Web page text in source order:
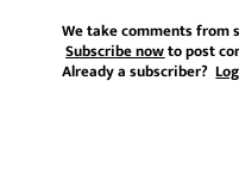
We take comments from
Subscribe nowto post
Already a subscriber?